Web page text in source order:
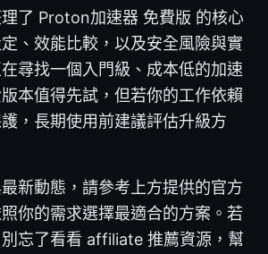
了 Proton加速器 免費版 的核心
、效能比較，以及安全風險與實
尋找一個入門級、成本低的加速
本值得先試，但若你的工作依賴
，長期使用前建議評估升級方
新動態，請參考上方提供的官方
你的需求選擇最適合的方案。若
忘了看看 affiliate 推薦資源，幫